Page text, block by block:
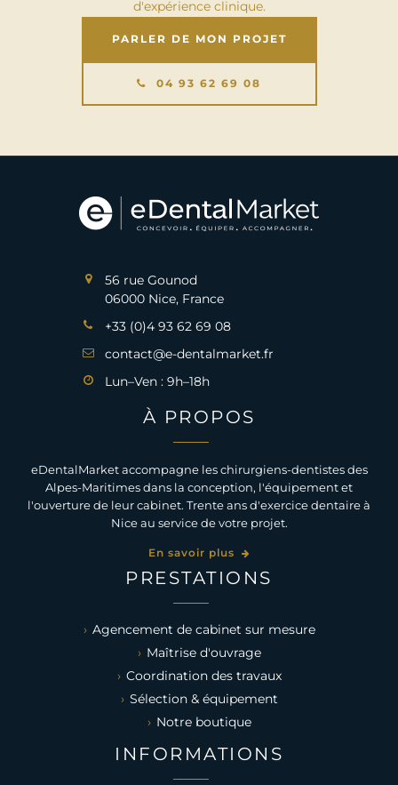
d'expérience clinique.
PARLER DE MON PROJET
04 93 62 69 08
56 rue Gounod
06000 Nice, France
+33 (0)4 93 62 69 08
contact@e-dentalmarket.fr
Lun–Ven : 9h–18h
À PROPOS
eDentalMarket accompagne les chirurgiens-dentistes des
Alpes-Maritimes dans la conception, l'équipement et
l'ouverture de leur cabinet. Trente ans d'exercice dentaire à
Nice au service de votre projet.
En savoir plus
PRESTATIONS
Agencement de cabinet sur mesure
Maîtrise d'ouvrage
Coordination des travaux
Sélection & équipement
Notre boutique
INFORMATIONS